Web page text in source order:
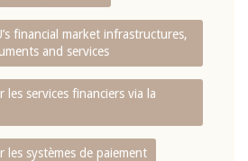
financial market infrastructures,
and services
les services financiers via la
les systèmes de paiement